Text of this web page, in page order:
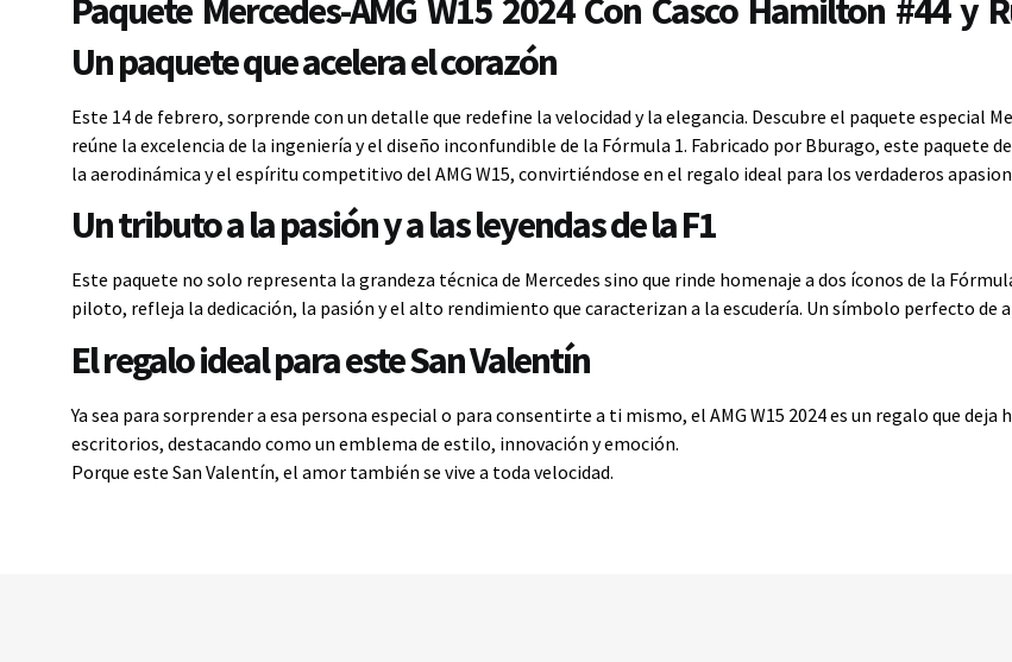
Paquete Mercedes-AMG W15 2024 Con Casco Hamilton #44 y
Un paquete que acelera el corazón
Este 14 de febrero, sorprende con un detalle que redefine la velocidad y la elegancia. Descubre el paquete especial
reúne la excelencia de la ingeniería y el diseño inconfundible de la Fórmula 1. Fabricado por Bburago, este paquete
la aerodinámica y el espíritu competitivo del AMG W15, convirtiéndose en el regalo ideal para los verdaderos
Un tributo a la pasión y a las leyendas de la F1
Este paquete no solo representa la grandeza técnica de Mercedes sino que rinde homenaje a dos íconos de la
piloto, refleja la dedicación, la pasión y el alto rendimiento que caracterizan a la escudería. Un símbolo perfecto de
El regalo ideal para este San Valentín
Ya sea para sorprender a esa persona especial o para consentirte a ti mismo, el AMG W15 2024 es un regalo que
escritorios, destacando como un emblema de estilo, innovación y emoción.
Porque este San Valentín, el amor también se vive a toda velocidad.